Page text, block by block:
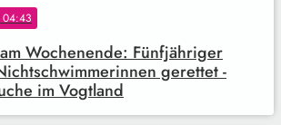
04:43
Wochenende: Fünfjähriger
gerettet -
im Vogtland